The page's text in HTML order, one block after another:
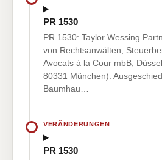
PR 1530
PR 1530: Taylor Wessing
von Rechtsanwälten,
Avocats à la Cour mbB,
80331 München).
Baumhau…
VERÄNDERUNGEN
PR 1530